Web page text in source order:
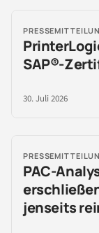
SAP®-
30. Juli 2026
PAC-
jenseits